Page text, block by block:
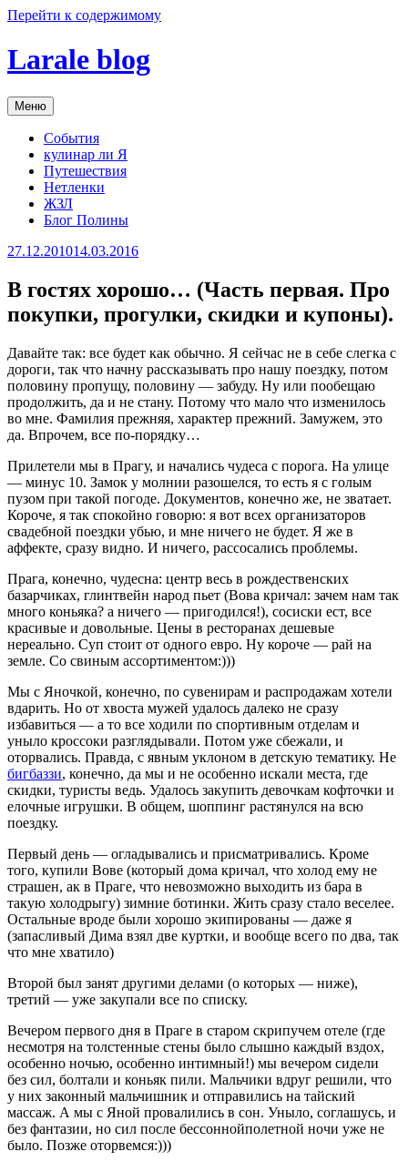
Перейти к содержимому
Larale blog
Меню
События
кулинар ли Я
Путешествия
Нетленки
ЖЗЛ
Блог Полины
27.12.201014.03.2016
В гостях хорошо… (Часть первая. Про
покупки, прогулки, скидки и купоны).
Давайте так: все будет как обычно. Я сейчас не в себе слегка с
дороги, так что начну рассказывать про нашу поездку, потом
половину пропущу, половину — забуду. Ну или пообещаю
продолжить, да и не стану. Потому что мало что изменилось
во мне. Фамилия прежняя, характер прежний. Замужем, это
да. Впрочем, все по-порядку…
Прилетели мы в Прагу, и начались чудеса с порога. На улице
— минус 10. Замок у молнии разошелся, то есть я с голым
пузом при такой погоде. Документов, конечно же, не зватает.
Короче, я так спокойно говорю: я вот всех организаторов
свадебной поездки убью, и мне ничего не будет. Я же в
аффекте, сразу видно. И ничего, рассосались проблемы.
Прага, конечно, чудесна: центр весь в рождественских
базарчиках, глинтвейн народ пьет (Вова кричал: зачем нам так
много коньяка? а ничего — пригодился!), сосиски ест, все
красивые и довольные. Цены в ресторанах дешевые
нереально. Суп стоит от одного евро. Ну короче — рай на
земле. Со свиным ассортиментом:)))
Мы с Яночкой, конечно, по сувенирам и распродажам хотели
вдарить. Но от хвоста мужей удалось далеко не сразу
избавиться — а то все ходили по спортивным отделам и
уныло кроссоки разглядывали. Потом уже сбежали, и
оторвались. Правда, с явным уклоном в детскую тематику. Не
бигбаззи, конечно, да мы и не особенно искали места, где
скидки, туристы ведь. Удалось закупить девочкам кофточки и
елочные игрушки. В общем, шоппинг растянулся на всю
поездку.
Первый день — огладывались и присматривались. Кроме
того, купили Вове (который дома кричал, что холод ему не
страшен, ак в Праге, что невозможно выходить из бара в
такую холодрыгу) зимние ботинки. Жить сразу стало веселее.
Остальные вроде были хорошо экипированы — даже я
(запасливый Дима взял две куртки, и вообще всего по два, так
что мне хватило)
Второй был занят другими делами (о которых — ниже),
третий — уже закупали все по списку.
Вечером первого дня в Праге в старом скрипучем отеле (где
несмотря на толстенные стены было слышно каждый вздох,
особенно ночью, особенно интимный!) мы вечером сидели
без сил, болтали и коньяк пили. Мальчики вдруг решили, что
у них законный мальчишник и отправились на тайский
массаж. А мы с Яной провалились в сон. Уныло, соглашусь, и
без фантазии, но сил после бессоннойполетной ночи уже не
было. Позже оторвемся:)))